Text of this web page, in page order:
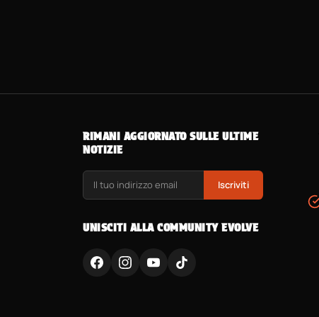
RIMANI AGGIORNATO SULLE ULTIME
NOTIZIE
Iscriviti
UNISCITI ALLA COMMUNITY EVOLVE